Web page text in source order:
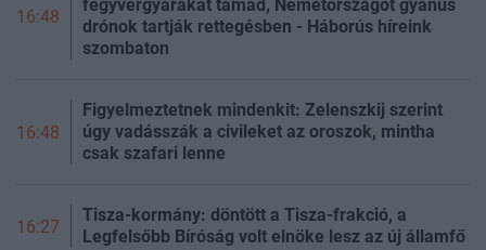
16:48
fegyvergyárakat támad, Németországot gyanús
drónok tartják rettegésben - Háborús híreink
szombaton
16:48
Figyelmeztetnek mindenkit: Zelenszkij szerint
úgy vadásszák a civileket az oroszok, mintha
csak szafari lenne
16:27
Tisza-kormány: döntött a Tisza-frakció, a
Legfelsőbb Bíróság volt elnöke lesz az új államfő